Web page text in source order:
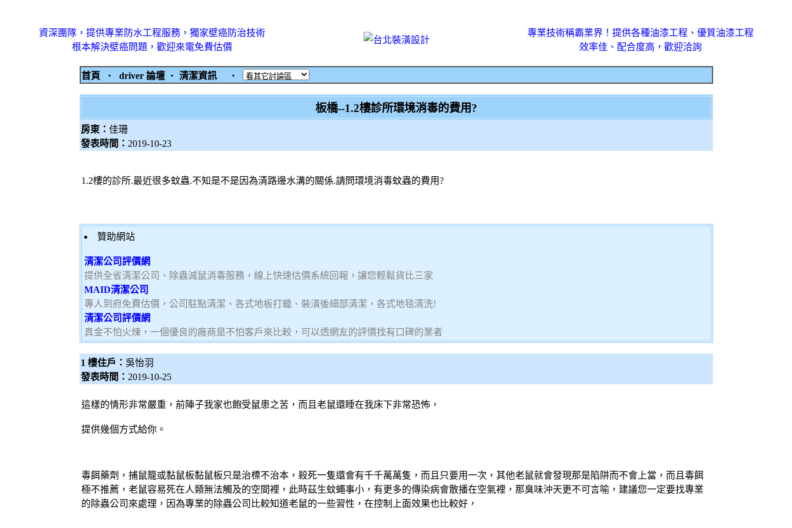
資深團隊，提供專業防水工程服務，獨家壁癌防治技術
根本解決壁癌問題，歡迎來電免費估價
專業技術稱霸業界！提供各種油漆工程、優質油漆工程
效率佳、配合度高，歡迎洽詢
首頁 ‧ driver 論壇 ‧ 清潔資訊 ‧
板橋--1.2樓診所環境消毒的費用?
房東： 佳珊
發表時間： 2019-10-23
1.2樓的診所.最近很多蚊蟲.不知是不是因為清路邊水溝的關係.請問環境消毒蚊蟲的費用?
贊助網站
清潔公司評價網
提供全省清潔公司、除蟲滅鼠消毒服務，線上快速估價系統回報，讓您輕鬆貨比三家
MAID清潔公司
專人到府免費估價，公司駐點清潔、各式地板打蠟、裝潢後細部清潔，各式地毯清洗!
清潔公司評價網
真金不怕火煉，一個優良的廠商是不怕客戶來比較，可以透網友的評價找有口碑的業者
1 樓住戶： 吳怡羽
發表時間： 2019-10-25
這樣的情形非常嚴重，前陣子我家也飽受鼠患之苦，而且老鼠還睡在我床下非常恐怖，
提供幾個方式給你。
毒餌藥劑，捕鼠籠或黏鼠板黏鼠板只是治標不治本，殺死一隻還會有千千萬萬隻，而且只要用一次，其他老鼠就會發現那是陷阱而不會上當，而且毒餌
極不推薦，老鼠容易死在人類無法觸及的空間裡，此時茲生蚊蠅事小，有更多的傳染病會散播在空氣裡，那臭味沖天更不可言喻，建議您一定要找專業
的除蟲公司來處理，因為專業的除蟲公司比較知道老鼠的一些習性，在控制上面效果也比較好，